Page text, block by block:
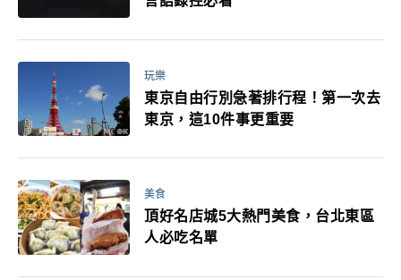
玩樂
東京自由行別急著排行程！第一次去
東京，這10件事更重要
美食
頂好名店城5大熱門美食，台北東區
人必吃名單